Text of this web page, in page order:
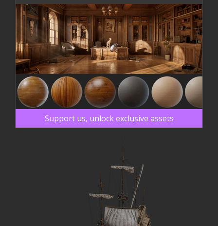
Support us, unlock exclusive assets